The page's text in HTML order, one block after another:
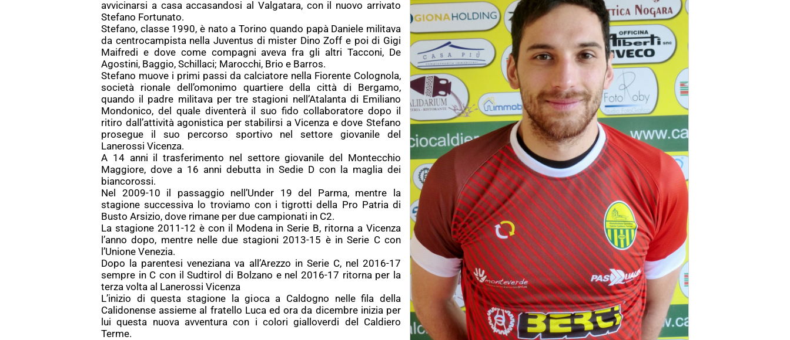
avvicinarsi a casa accasandosi al Valgatara, con il nuovo arrivato
Stefano Fortunato.
Stefano, classe 1990, è nato a Torino quando papà Daniele militava
da centrocampista nella Juventus di mister Dino Zoff e poi di Gigi
Maifredi e dove come compagni aveva fra gli altri Tacconi, De
Agostini, Baggio, Schillaci; Marocchi, Brio e Barros.
Stefano muove i primi passi da calciatore nella Fiorente Colognola,
società rionale dell’omonimo quartiere della città di Bergamo,
quando il padre militava per tre stagioni nell’Atalanta di Emiliano
Mondonico, del quale diventerà il suo fido collaboratore dopo il
ritiro dall’attività agonistica per stabilirsi a Vicenza e dove Stefano
prosegue il suo percorso sportivo nel settore giovanile del
Lanerossi Vicenza.
A 14 anni il trasferimento nel settore giovanile del Montecchio
Maggiore, dove a 16 anni debutta in Sedie D con la maglia dei
biancorossi.
Nel 2009-10 il passaggio nell’Under 19 del Parma, mentre la
stagione successiva lo troviamo con i tigrotti della Pro Patria di
Busto Arsizio, dove rimane per due campionati in C2.
La stagione 2011-12 è con il Modena in Serie B, ritorna a Vicenza
l’anno dopo, mentre nelle due stagioni 2013-15 è in Serie C con
l’Unione Venezia.
Dopo la parentesi veneziana va all’Arezzo in Serie C, nel 2016-17
sempre in C con il Sudtirol di Bolzano e nel 2016-17 ritorna per la
terza volta al Lanerossi Vicenza
L’inizio di questa stagione la gioca a Caldogno nelle fila della
Calidonense assieme al fratello Luca ed ora da dicembre inizia per
lui questa nuova avventura con i colori gialloverdi del Caldiero
Terme.